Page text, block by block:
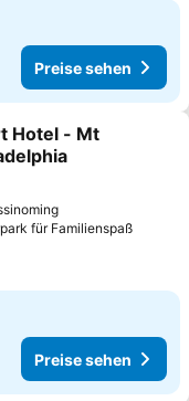
Preise sehen
hinzufügen
Hotel - Mt
für Familienspaß
Preise sehen